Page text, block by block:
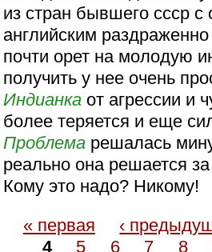
из стран бывшего ссср
английским раздраженно
почти орет на молодую
получить у нее очень
Индианка от агрессии и
более теряется и еще
Проблема решалась
реально она решается
Кому это надо? Никому!
« первая
‹
4
5 6 7 8